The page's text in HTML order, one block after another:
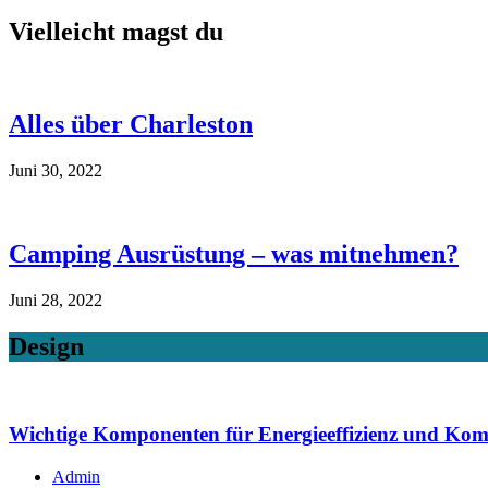
Vielleicht magst du
Alles über Charleston
Juni 30, 2022
Camping Ausrüstung – was mitnehmen?
Juni 28, 2022
Design
Wichtige Komponenten für Energieeffizienz und
Admin